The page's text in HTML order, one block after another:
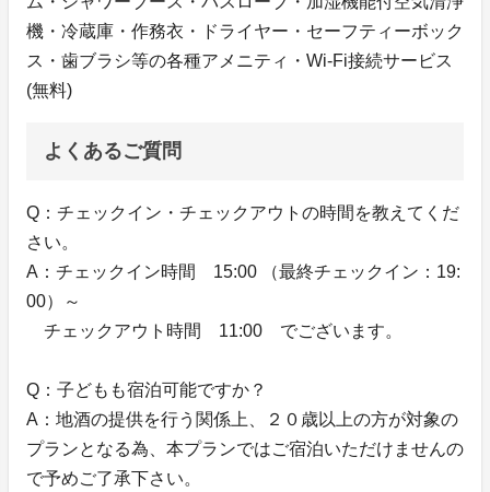
機・冷蔵庫・作務衣・ドライヤー・セーフティーボック
ス・歯ブラシ等の各種アメニティ・Wi-Fi接続サービス
(無料)
よくあるご質問
Q：チェックイン・チェックアウトの時間を教えてくだ
さい。
A：チェックイン時間 15:00 （最終チェックイン：19:
00）～
チェックアウト時間 11:00 でございます。
Q：子どもも宿泊可能ですか？
A：地酒の提供を行う関係上、２０歳以上の方が対象の
プランとなる為、本プランではご宿泊いただけませんの
で予めご了承下さい。